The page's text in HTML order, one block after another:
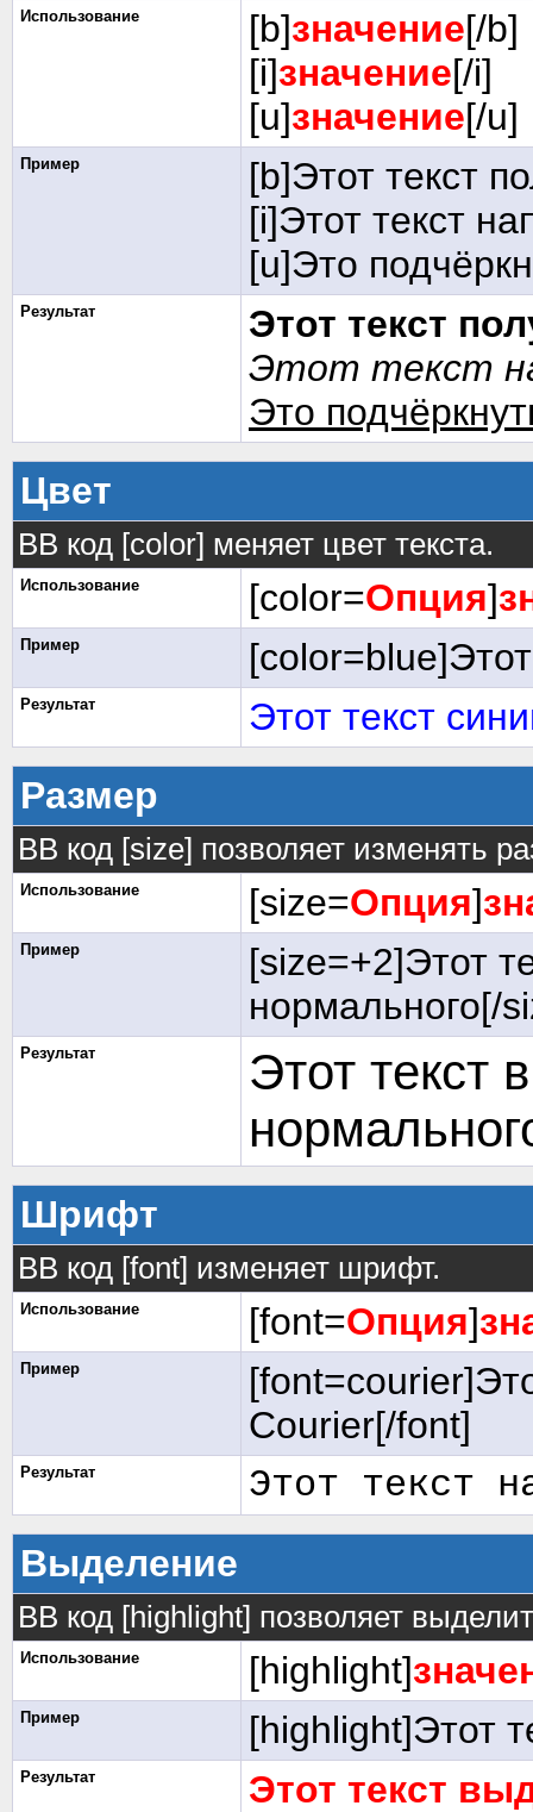
Использование [b]значение[/b]
[i]значение[/i]
[u]значение[/u]
Пример
[b]Этот текст
[i]Этот текст
[u]Это
Результат
Этот текст
Этот текст
Это
Цвет
BB код [color] меняет цвет текста.
Использование [color=Опция]
Пример
Результат
Этот текст
Размер
BB код [size] позволяет изменять
Использование [size=Опция]
Пример
[size=+2]Этот
нормального[/
Результат
Этот текст
Шрифт
BB код [font] изменяет шрифт.
Использование [font=Опция]
Пример
Courier[/font]
Результат Этот текст
Выделение
BB код [highlight] позволяет
Использование [highlight]
Пример [highlight]Этот
Результат Этот текст